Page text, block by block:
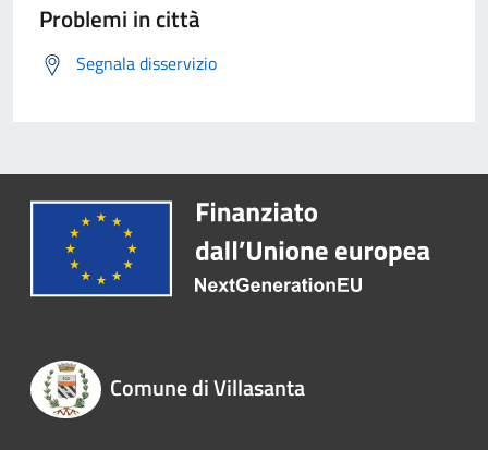
Problemi in città
Segnala disservizio
Comune di Villasanta